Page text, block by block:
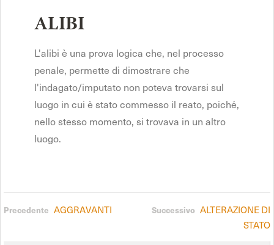
ALIBI
L'alibi è una prova logica che, nel processo
penale, permette di dimostrare che
l'indagato/imputato non poteva trovarsi sul
luogo in cui è stato commesso il reato, poiché,
nello stesso momento, si trovava in un altro
luogo.
Precedente AGGRAVANTI Successivo ALTERAZIONE DI
STATO